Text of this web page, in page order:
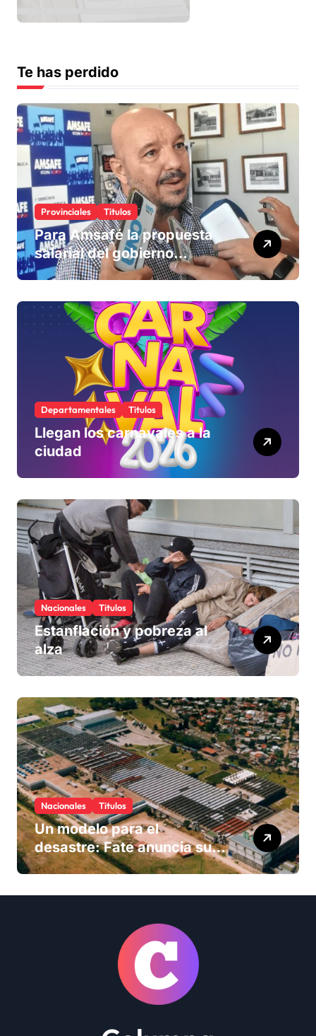
Te has perdido
Provinciales Titulos
Para Amsafé la propuesta
salarial del gobierno
«queda corta» y el viernes
rechaza
Departamentales Titulos
Llegan los carnavales a la
ciudad
Nacionales Titulos
Estanflación y pobreza al
alza
Nacionales Titulos
Un modelo para el
desastre: Fate anuncia su
cierre definitivo y despide a